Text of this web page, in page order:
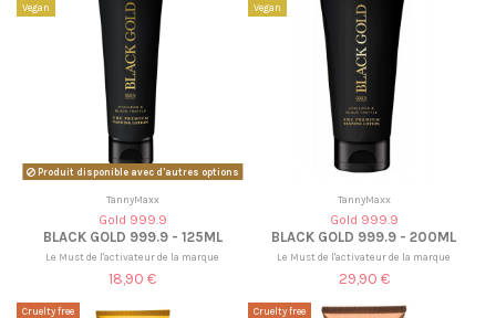
Vegan
Produit disponible avec d'autres options
TannyMaxx
Gold 999.9
BLACK GOLD 999.9 - 125ML
Le Must de l'activateur de la marque
18,90 €
Vegan
TannyMaxx
Gold 999.9
BLACK GOLD 999.9 - 200ML
Le Must de l'activateur de la marque
29,90 €
Cruelty free
Cruelty free